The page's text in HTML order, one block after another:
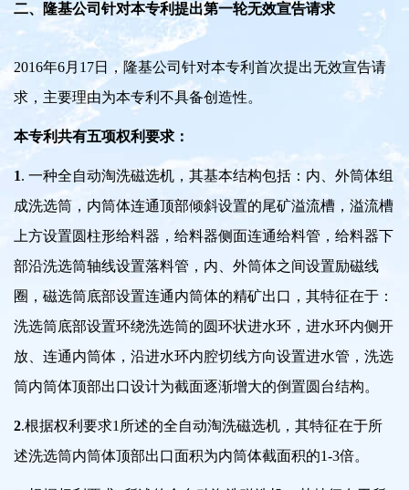
二、隆基公司针对本专利提出第一轮无效宣告请求
2016年6月17日，隆基公司针对本专利首次提出无效宣告请
求，主要理由为本专利不具备创造性。
本专利共有五项权利要求：
1. 一种全自动淘洗磁选机，其基本结构包括：内、外筒体组
成洗选筒，内筒体连通顶部倾斜设置的尾矿溢流槽，溢流槽
上方设置圆柱形给料器，给料器侧面连通给料管，给料器下
部沿洗选筒轴线设置落料管，内、外筒体之间设置励磁线
圈，磁选筒底部设置连通内筒体的精矿出口，其特征在于：
洗选筒底部设置环绕洗选筒的圆环状进水环，进水环内侧开
放、连通内筒体，沿进水环内腔切线方向设置进水管，洗选
筒内筒体顶部出口设计为截面逐渐增大的倒置圆台结构。
2.根据权利要求1所述的全自动淘洗磁选机，其特征在于所
述洗选筒内筒体顶部出口面积为内筒体截面积的1-3倍。